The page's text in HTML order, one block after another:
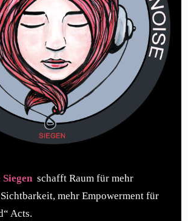
schafft Raum für mehr
mehr Empowerment für
Acts.